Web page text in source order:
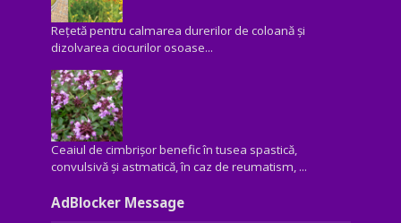
Rețetă pentru calmarea durerilor de coloană și
dizolvarea ciocurilor osoase...
Ceaiul de cimbrișor benefic în tusea spastică,
convulsivă şi astmatică, în caz de reumatism, ...
AdBlocker Message